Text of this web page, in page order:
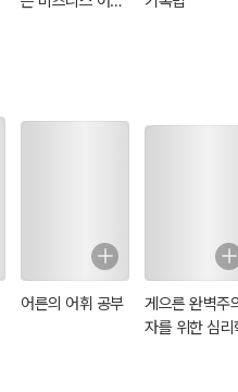
어른의 어휘 공부
게으른 완벽주
자를 위한 심리